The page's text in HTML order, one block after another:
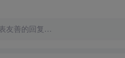
友善的回复…